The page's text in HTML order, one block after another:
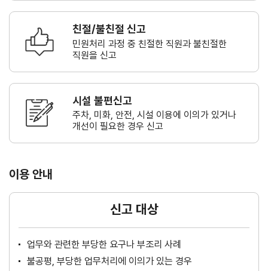
친절/불친절 신고
민원처리 과정 중 친절한 직원과불친절한
직원을 신고
시설 불편신고
주차, 미화, 안전, 시설 이용에 이의가 있거나
개선이 필요한 경우 신고
이용 안내
신고 대상
업무와 관련한 부당한 요구나 부조리 사례
불공평, 부당한 업무처리에 이의가 있는 경우